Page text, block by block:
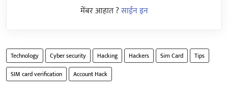
मेंबर आहात ?साईन इन
Technology Cyber security Hacking Hackers Sim Card
Tips
SIM card verification
Account Hack